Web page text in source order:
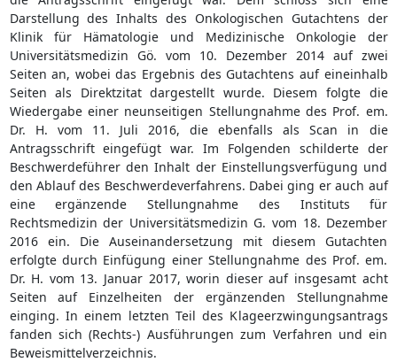
Darstellung des Inhalts des Onkologischen Gutachtens der
Klinik für Hämatologie und Medizinische Onkologie der
Universitätsmedizin Gö. vom 10. Dezember 2014 auf zwei
Seiten an, wobei das Ergebnis des Gutachtens auf eineinhalb
Seiten als Direktzitat dargestellt wurde. Diesem folgte die
Wiedergabe einer neunseitigen Stellungnahme des Prof. em.
Dr. H. vom 11. Juli 2016, die ebenfalls als Scan in die
Antragsschrift eingefügt war. Im Folgenden schilderte der
Beschwerdeführer den Inhalt der Einstellungsverfügung und
den Ablauf des Beschwerdeverfahrens. Dabei ging er auch auf
eine ergänzende Stellungnahme des Instituts für
Rechtsmedizin der Universitätsmedizin G. vom 18. Dezember
2016 ein. Die Auseinandersetzung mit diesem Gutachten
erfolgte durch Einfügung einer Stellungnahme des Prof. em.
Dr. H. vom 13. Januar 2017, worin dieser auf insgesamt acht
Seiten auf Einzelheiten der ergänzenden Stellungnahme
einging. In einem letzten Teil des Klageerzwingungsantrags
fanden sich (Rechts-) Ausführungen zum Verfahren und ein
Beweismittelverzeichnis.